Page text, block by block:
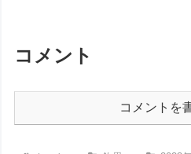
コメント
コメントを